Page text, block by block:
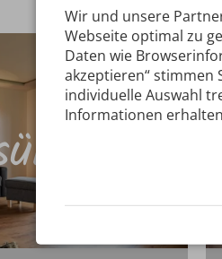
Wir und unsere
Webseite optimal zu
Daten wie
akzeptieren“ stimmen
individuelle Auswahl
Informationen